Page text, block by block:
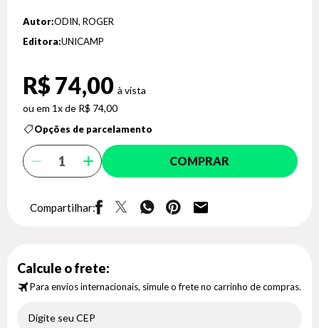
Autor:ODIN, ROGER
Editora:UNICAMP
R$ 74,00
1x de R$ 74,00
Opções de parcelamento
COMPRAR
Compartilhar:
Calcule o frete:
Para envios internacionais, simule o frete no carrinho de compras.